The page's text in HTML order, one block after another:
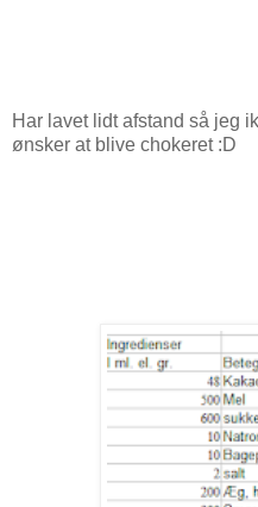
Har lavet lidt afstand så jeg
ønsker at blive chokeret :D